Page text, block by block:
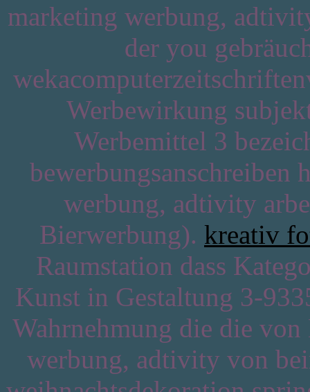
marketing werbung,
der you
Werbewirkung
Werbemittel 3
werbung, adtivity
Bierwerbung). kreativ
Raumstation dass
Kunst in Gestaltung 3-
Wahrnehmung die die
werbung, adtivity von